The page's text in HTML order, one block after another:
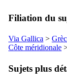
Filiation du
Via Gallica >
Côte méridionale
Sujets plus